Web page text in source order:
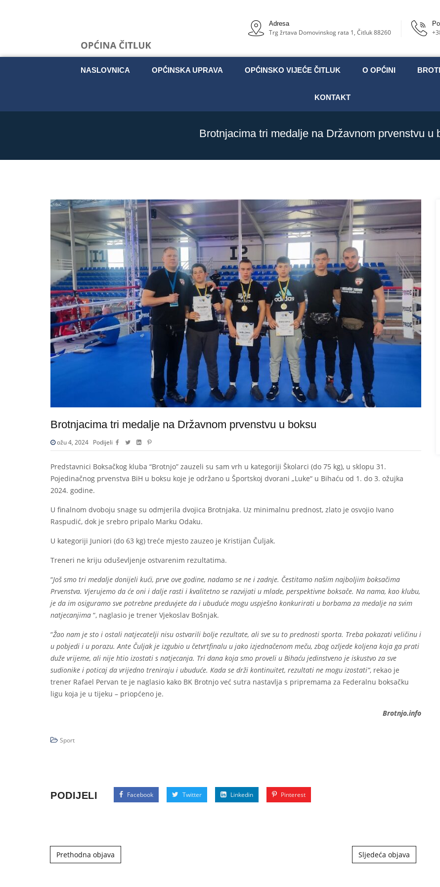
Adresa
Trg žrtava Domovinskog rata 1, Čitluk 88260
NASLOVNICA OPĆINSKA UPRAVA OPĆINSKO VIJEĆE ČITLUK O OPĆINI
KONTAKT
Brotnjacima tri medalje na Državnom prvenstvu u
Brotnjacima tri medalje na Državnom prvenstvu u boksu
ožu 4, 2024 Podijeli
Predstavnici Boksačkog kluba “Brotnjo” zauzeli su sam vrh u kategoriji Školarci (do 75 kg), u sklopu 31.
Pojedinačnog prvenstva BiH u boksu koje je održano u Športskoj dvorani „Luke“ u Bihaću od 1. do 3. ožujka
2024. godine.
U finalnom dvoboju snage su odmjerila dvojica Brotnjaka. Uz minimalnu prednost, zlato je osvojio Ivano
Raspudić, dok je srebro pripalo Marku Odaku.
U kategoriji Juniori (do 63 kg) treće mjesto zauzeo je Kristijan Čuljak.
Treneri ne kriju oduševljenje ostvarenim rezultatima.
“Još smo tri medalje donijeli kući, prve ove godine, nadamo se ne i zadnje. Čestitamo našim najboljim boksačima
Prvenstva. Vjerujemo da će oni i dalje rasti i kvalitetno se razvijati u mlade, perspektivne boksače. Na nama, kao klubu,
je da im osiguramo sve potrebne preduvjete da i ubuduće mogu uspješno konkurirati u borbama za medalje na svim
natjecanjima “, naglasio je trener Vjekoslav Bošnjak.
“Žao nam je sto i ostali natjecatelji nisu ostvarili bolje rezultate, ali sve su to prednosti sporta. Treba pokazati veličinu i
u pobjedi i u porazu. Ante Čuljak je izgubio u četvrtfinalu u jako izjednačenom meču, zbog ozljede koljena koja ga prati
duže vrijeme, ali nije htio izostati s natjecanja. Tri dana koja smo proveli u Bihaću jedinstveno je iskustvo za sve
sudionike i poticaj da vrijedno treniraju i ubuduće. Kada se drži kontinuitet, rezultati ne mogu izostati“, rekao je
trener Rafael Pervan te je naglasio kako BK Brotnjo već sutra nastavlja s pripremama za Federalnu boksačku
ligu koja je u tijeku – priopćeno je.
Brotnjo.info
Sport
PODIJELI Facebook Twitter Linkedin Pinterest
Post navigation
Prethodna objava Sljedeća objava